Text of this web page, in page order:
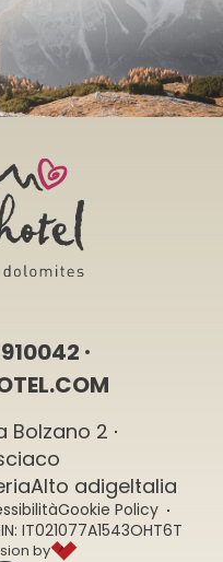
Bolzano 2
Alto adigeItalia
Cookie Policy
IT021077A1543OHT6T
by